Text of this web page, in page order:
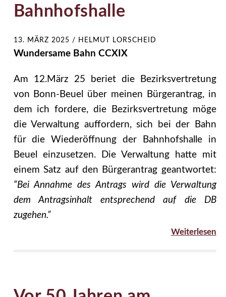
Bahnhofshalle
13. MÄRZ 2025 / HELMUT LORSCHEID
Wundersame Bahn CCXIX
Am 12.März 25 beriet die Bezirksvertretung
von Bonn-Beuel über meinen Bürgerantrag, in
dem ich fordere, die Bezirksvertretung möge
die Verwaltung auffordern, sich bei der Bahn
für die Wiederöffnung der Bahnhofshalle in
Beuel einzusetzen. Die Verwaltung hatte mit
einem Satz auf den Bürgerantrag geantwortet:
“Bei Annahme des Antrags wird die Verwaltung
dem Antragsinhalt entsprechend auf die DB
zugehen.”
Weiterlesen